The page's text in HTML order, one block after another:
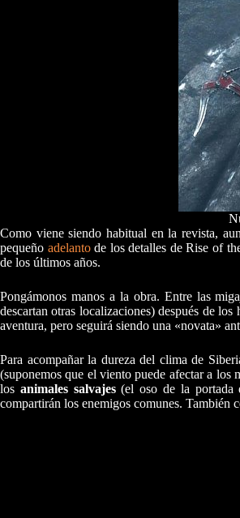
Como viene siendo habitual en la revista,
pequeño adelantode los detalles de Rise of
de los últimos años.
Pongámonos manos a la obra. Entre las
descartan otras localizaciones) después de los
aventura, pero seguirá siendo una «novata»
Para acompañar la dureza del clima de
(suponemos que el viento puede afectar a
los animales salvajes(el oso de la portada
compartirán los enemigos comunes. También